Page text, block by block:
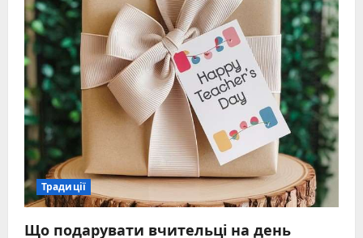
Традиції
Що подарувати вчительці на день